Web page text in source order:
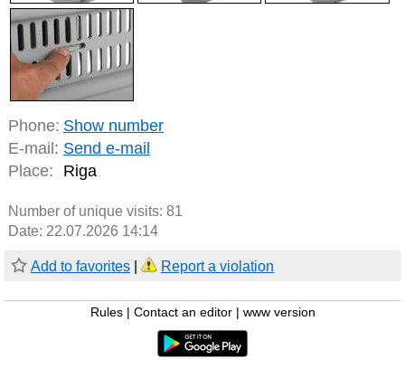
Phone: Show number
E-mail: Send e-mail
Place:
Riga
Number of unique visits: 81
Date: 22.07.2026 14:14
Add to favorites Report a violation
Rules Contact an editor www version